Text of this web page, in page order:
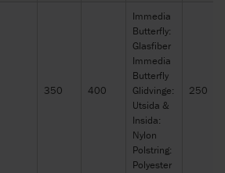
350 400
Immedia
Butterfly:
Glasfiber
Immedia
Butterfly
Glidvinge:
Utsida &
Insida:
Nylon
Polstring:
Polyester
250